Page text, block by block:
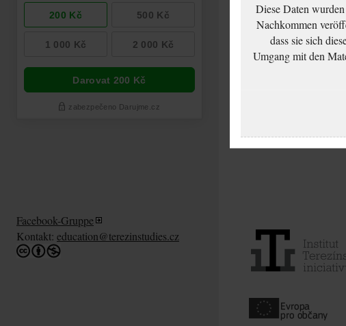
Facebook-Gruppe
Kontakt: education@terezinstudies.cz
Diese Daten
Nachkommen
dass sie sich
Umgang mit den